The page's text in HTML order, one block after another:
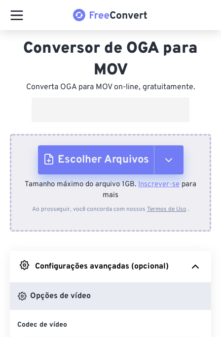
Conversor de OGA para
MOV
Converta OGA para MOV on-line, gratuitamente.
Escolher Arquivos
Do dispositivo
Do Google Drive
Do OneDrive
Tamanho máximo do arquivo 1GB. Inscrever-se para
mais
Ao prosseguir, você concorda com nossos Termos de Uso .
Configurações avançadas (opcional)
Opções de vídeo
Codec de vídeo